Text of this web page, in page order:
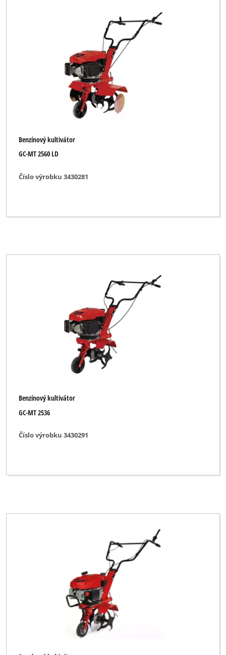
Benzínový kultivátor
GC-MT 2560 LD
Číslo výrobku 3430281
Benzínový kultivátor
GC-MT 2536
Číslo výrobku 3430291